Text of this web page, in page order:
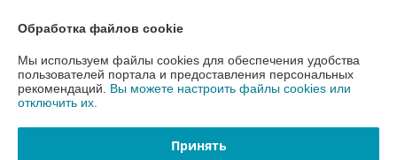
Информация для покупателя
Юридическое лицо:Общество с ограниченной ответственностью
«Финишные Технологии»
223053, РБ, Минская область, Минский район, деревня Боровляны,
улица Солнечная, дом 1, офис 1А
Обработка файлов cookie
Мы используем файлы cookies для обеспечения удобства
пользователей портала и предоставления персональных
рекомендаций. Вы можете настроить файлы cookies или
отключить их.
Принять